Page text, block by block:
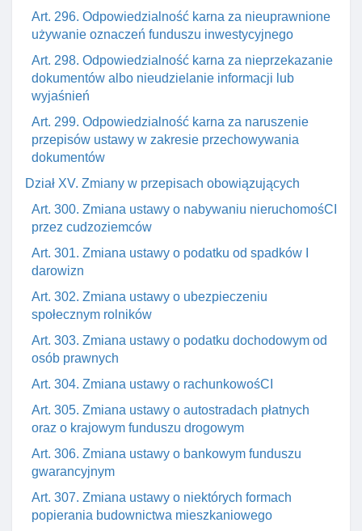
Art. 296. Odpowiedzialność karna za nieuprawnione
używanie oznaczeń funduszu inwestycyjnego
Art. 298. Odpowiedzialność karna za nieprzekazanie
dokumentów albo nieudzielanie informacji lub
wyjaśnień
Art. 299. Odpowiedzialność karna za naruszenie
przepisów ustawy w zakresie przechowywania
dokumentów
Dział XV. Zmiany w przepisach obowiązujących
Art. 300. Zmiana ustawy o nabywaniu nieruchomośCI
przez cudzoziemców
Art. 301. Zmiana ustawy o podatku od spadków I
darowizn
Art. 302. Zmiana ustawy o ubezpieczeniu
społecznym rolników
Art. 303. Zmiana ustawy o podatku dochodowym od
osób prawnych
Art. 304. Zmiana ustawy o rachunkowośCI
Art. 305. Zmiana ustawy o autostradach płatnych
oraz o krajowym funduszu drogowym
Art. 306. Zmiana ustawy o bankowym funduszu
gwarancyjnym
Art. 307. Zmiana ustawy o niektórych formach
popierania budownictwa mieszkaniowego